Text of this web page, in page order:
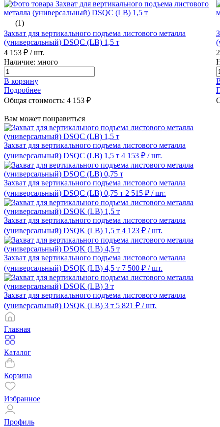
(1)
Захват для вертикального подъема листового металла
(универсальный) DSQC (LB) 1,5 т
4 153 ₽ / шт.
Наличие: много
В корзину
Подробнее
Общая стоимость: 4 153 ₽
Вам может понравиться
Захват для вертикального подъема листового металла
(универсальный) DSQC (LB) 1,5 т 4 153 ₽ / шт.
Захват для вертикального подъема листового металла
(универсальный) DSQC (LB) 0,75 т 2 515 ₽ / шт.
Захват для вертикального подъема листового металла
(универсальный) DSQK (LB) 1,5 т 4 123 ₽ / шт.
Захват для вертикального подъема листового металла
(универсальный) DSQK (LB) 4,5 т 7 500 ₽ / шт.
Захват для вертикального подъема листового металла
(универсальный) DSQK (LB) 3 т 5 821 ₽ / шт.
Главная
Каталог
Корзина
Избранное
Профиль